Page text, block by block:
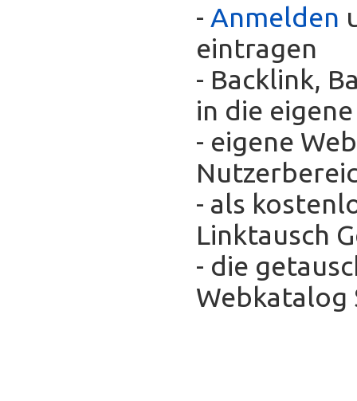
- Anmelden
eintragen
- Backlink,
in die
- eigene
- als
Linktausch
- die
Webkatalog